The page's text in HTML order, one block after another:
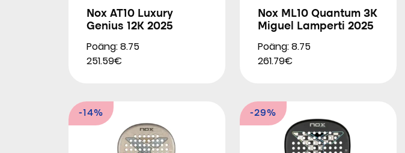
Nox AT10 Luxury
Genius 12K 2025
Poäng: 8.75
251.59€
Nox ML10 Quantum 3K
Miguel Lamperti 2025
Poäng: 8.75
261.79€
-14% -29%